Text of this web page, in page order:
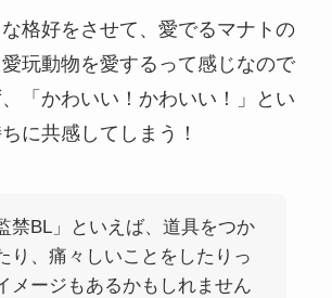
格好をさせて、愛でるマナトの
玩動物を愛するって感じなので
「かわいい！かわいい！」とい
に共感してしまう！
禁BL」といえば、道具をつか
り、痛々しいことをしたりっ
メージもあるかもしれません